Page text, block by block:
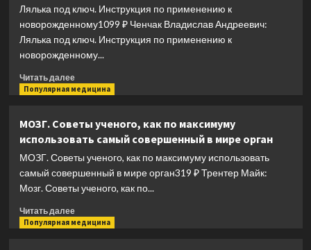
принципов
диеты,
замедляющей
старение.
3-
издание
Лялька под ключ. Инструкция по применению к
новорожденному1099 ₽ Ченчак Владислав Андреевич:
Лялька под ключ. Инструкция по применению к
новорожденному...
Читать далееПрочитать
больше
под
ключ.
Инструкция
применению
к
новорожденному
Популярная медицина
МОЗГ. Советы ученого, как по максимуму
использовать самый совершенный в мире орган
МОЗГ. Советы ученого, как по максимуму использовать
самый совершенный в мире орган319 ₽ Трентер Майк:
Мозг. Советы ученого, как по...
Читать далееПрочитать
больше
Популярная медицина